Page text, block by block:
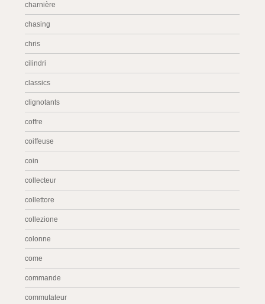
charnière
chasing
chris
cilindri
classics
clignotants
coffre
coiffeuse
coin
collecteur
collettore
collezione
colonne
come
commande
commutateur